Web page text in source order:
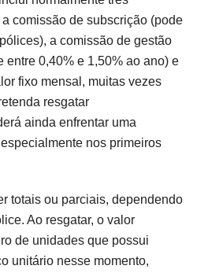
comissão de subscrição (pode
a comissão de gestão
entre 0,40% e 1,50% ao ano) e
fixo mensal, muitas vezes
resgatar
ainda enfrentar uma
nos primeiros
totais ou parciais, dependendo
Ao resgatar, o valor
de unidades que possui
unitário nesse momento,